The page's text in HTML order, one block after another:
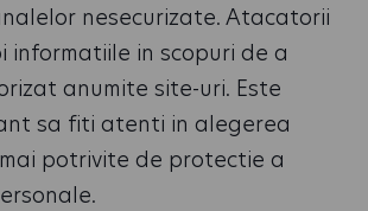
nesecurizate. Atacatorii
informatiile in scopuri de a
anumite site-uri. Este
sa fiti atenti in alegerea
potrivite de protectie a